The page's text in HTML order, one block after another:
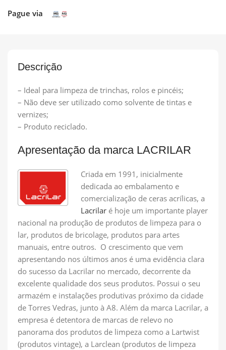
Pague via
Descrição
– Ideal para limpeza de trinchas, rolos e pincéis;
– Não deve ser utilizado como solvente de tintas e
vernizes;
– Produto reciclado.
Apresentação da marca LACRILAR
Criada em 1991, inicialmente
dedicada ao embalamento e
comercialização de ceras acrílicas, a
Lacrilar é hoje um importante player
nacional na produção de produtos de limpeza para o
lar, produtos de bricolage, produtos para artes
manuais, entre outros. O crescimento que vem
apresentando nos últimos anos é uma evidência clara
do sucesso da Lacrilar no mercado, decorrente da
excelente qualidade dos seus produtos. Possui o seu
armazém e instalações produtivas próximo da cidade
de Torres Vedras, junto à A8. Além da marca Lacrilar, a
empresa é detentora de marcas de relevo no
panorama dos produtos de limpeza como a Lartwist
(produtos vintage), a Larclean (produtos de limpeza